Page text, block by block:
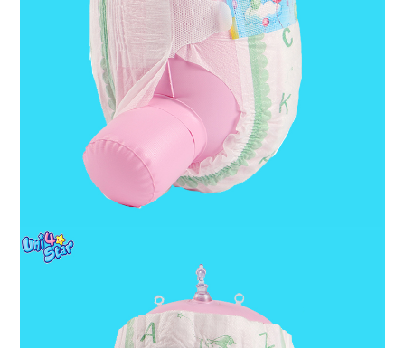
T/T: 30% por T/T como depósito,
el saldo antes del envío o contra
copia B/L.
L/C: Se acepta L/C irrevocable a
la vista.
Descripción del producto
Tela no tejida: mantiene la
superficie del bebé seca y
superficie particular para
garantizar una sensación de